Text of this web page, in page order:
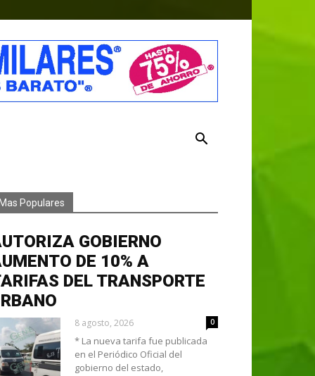
Populares
GOBIERNO
DE 10% A
DEL TRANSPORTE
8 agosto, 2026 0
* La nueva tarifa fue publicada
en el Periódico Oficial del
gobierno del estado,